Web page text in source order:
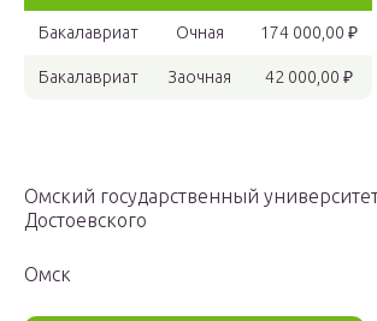
Бакалавриат Очная 174 000,00 ₽
Бакалавриат Заочная 42 000,00 ₽
Омский государственный
Достоевского
Омск